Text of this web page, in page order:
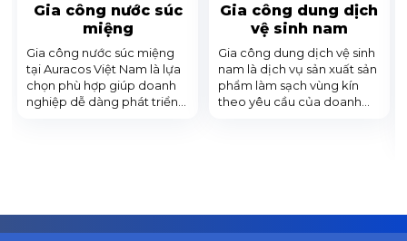
Gia công nước súc
miệng
Gia công nước súc miệng
tại Auracos Việt Nam là lựa
chọn phù hợp giúp doanh
nghiệp dễ dàng phát triển
phẩm còn được nghiên
cứu kỹ lưỡng về công thức,
Gia công dung dịch
vệ sinh nam
Gia công dung dịch vệ sinh
nam là dịch vụ sản xuất sản
phẩm làm sạch vùng kín
theo yêu cầu của doanh
cứu. Liên hệ ngay với
congtymypham.com để